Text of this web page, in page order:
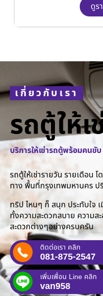
ดูร
เกี่ยวกับเรา
รถตู้ให้เ
บริการให้เช่ารถตู้พร้อมคนขั
รถตู้ให้เช่ารายวัน รายเดือน
ทาง พื้นที่กรุงเทพมหานคร
ทริป ไหนๆ ก็ สนุก ประทับใจ เ
ทั้งความสะดวกสบาย ความ
สะดวกต่างๆอย่างครบครัน
ติดต่อเรา คลิก
081-875-2547
เพิ่มเพื่อน Line คลิก
van958